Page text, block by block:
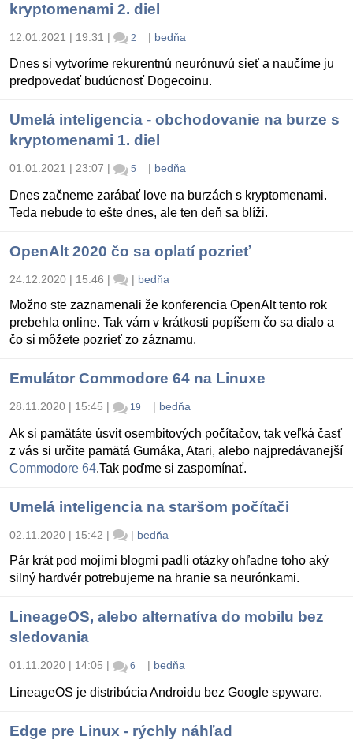
kryptomenami 2. diel
12.01.2021 | 19:31 | 2 | bedňa
Dnes si vytvoríme rekurentnú neurónuvú sieť a naučíme ju
predpovedať budúcnosť Dogecoinu.
Umelá inteligencia - obchodovanie na burze s
kryptomenami 1. diel
01.01.2021 | 23:07 | 5 | bedňa
Dnes začneme zarábať love na burzách s kryptomenami.
Teda nebude to ešte dnes, ale ten deň sa blíži.
OpenAlt 2020 čo sa oplatí pozrieť
24.12.2020 | 15:46 | | bedňa
Možno ste zaznamenali že konferencia OpenAlt tento rok
prebehla online. Tak vám v krátkosti popíšem čo sa dialo a
čo si môžete pozrieť zo záznamu.
Emulátor Commodore 64 na Linuxe
28.11.2020 | 15:45 | 19 | bedňa
Ak si pamätáte úsvit osembitových počítačov, tak veľká časť
z vás si určite pamätá Gumáka, Atari, alebo najpredávanejší
Commodore 64.Tak poďme si zaspomínať.
Umelá inteligencia na staršom počítači
02.11.2020 | 15:42 | | bedňa
Pár krát pod mojimi blogmi padli otázky ohľadne toho aký
silný hardvér potrebujeme na hranie sa neurónkami.
LineageOS, alebo alternatíva do mobilu bez
sledovania
01.11.2020 | 14:05 | 6 | bedňa
LineageOS je distribúcia Androidu bez Google spyware.
Edge pre Linux - rýchly náhľad